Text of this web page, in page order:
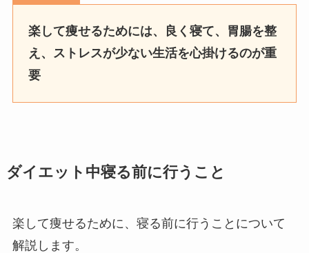
楽して痩せるためには、良く寝て、胃腸を整
え、ストレスが少ない生活を心掛けるのが重
要
ダイエット中寝る前に行うこと
楽して痩せるために、寝る前に行うことについて
解説します。